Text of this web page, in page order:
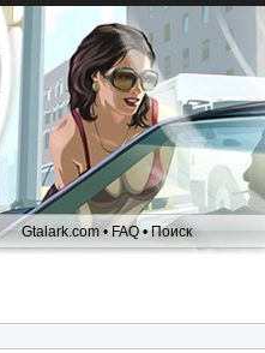
Gtalark.com •FAQ•Поиск